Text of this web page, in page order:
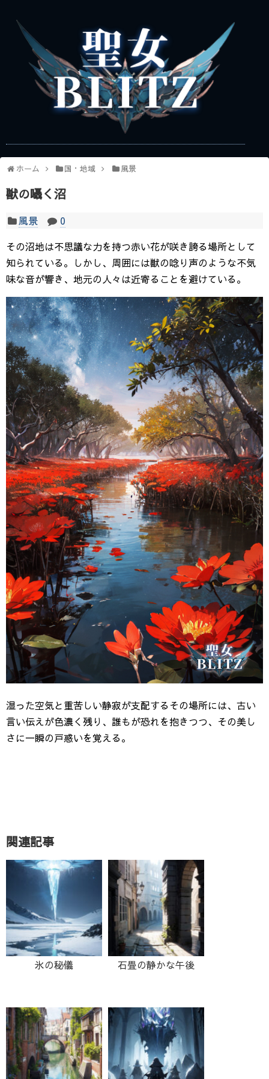
ホーム 国・地域 風景
獣の囁く沼
風景
0
その沼地は不思議な力を持つ赤い花が咲き誇る場所として
知られている。しかし、周囲には獣の唸り声のような不気
味な音が響き、地元の人々は近寄ることを避けている。
湿った空気と重苦しい静寂が支配するその場所には、古い
言い伝えが色濃く残り、誰もが恐れを抱きつつ、その美し
さに一瞬の戸惑いを覚える。
関連記事
氷の秘儀 石畳の静かな午後